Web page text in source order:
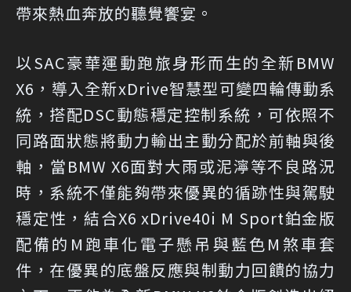
帶來熱血奔放的聽覺饗宴。
以SAC豪華運動跑旅身形而生的全新BMW
X6，導入全新xDrive智慧型可變四輪傳動系
統，搭配DSC動態穩定控制系統，可依照不
同路面狀態將動力輸出主動分配於前軸與後
軸，當BMW X6面對大雨或泥濘等不良路況
時，系統不僅能夠帶來優異的循跡性與駕駛
穩定性，結合X6 xDrive40i M Sport鉑金版
配備的M跑車化電子懸吊與藍色M煞車套
件，在優異的底盤反應與制動力回饋的協力